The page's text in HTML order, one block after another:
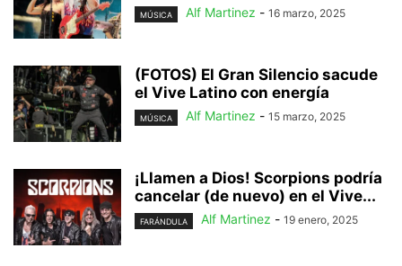
MÚSICA Alf Martinez - 16 marzo, 2025
(FOTOS) El Gran Silencio sacude
el Vive Latino con energía
MÚSICA Alf Martinez - 15 marzo, 2025
¡Llamen a Dios! Scorpions podría
cancelar (de nuevo) en el Vive...
FARÁNDULA Alf Martinez - 19 enero, 2025